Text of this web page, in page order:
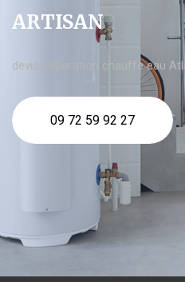
ARTISAN
devis Réparation chauffe eau
09 72 59 92 27